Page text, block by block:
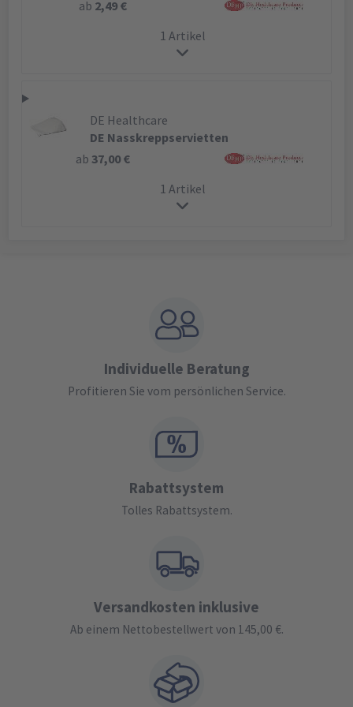
ab 2,49 €
1 Artikel
DE Healthcare
DE Nasskreppservietten
ab 37,00 €
1 Artikel
Individuelle Beratung
Profitieren Sie vom persönlichen Service.
Rabattsystem
Tolles Rabattsystem.
Versandkosten inklusive
Ab einem Nettobestellwert von 145,00 €.